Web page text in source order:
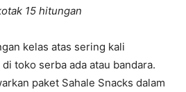
15 hitungan
kelas atas sering kali
toko serba ada atau bandara.
paket Sahale Snacks dalam